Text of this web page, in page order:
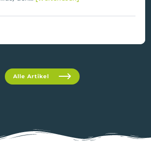
Alle Artikel